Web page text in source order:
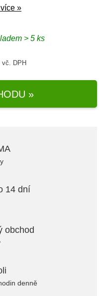
»
> 5 ks
vč. DPH
»
14 dní
obchod
denně